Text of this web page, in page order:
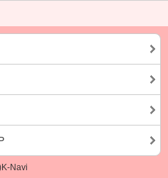
Navi